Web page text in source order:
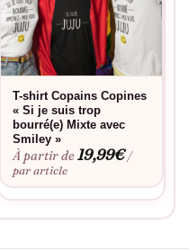
T-shirt Copains Copines
« Si je suis trop
bourré(e) Mixte avec
Smiley »
À partir de19,99€ /
par article